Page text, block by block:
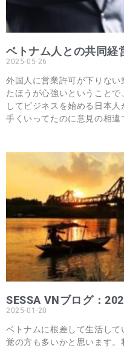
ベトナム人との共同経
2025-05-26
外国人に営業許可が下りな
たほうが心強いということ
してビジネスを始める日本
手くいってたのに意見の相違
SESSA VNブログ：
2025-01-20
ベトナムに根差して生活し
覚の方も多いかと思います